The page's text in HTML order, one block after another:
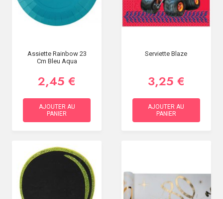
Assiette Rainbow 23
Cm Bleu Aqua
2,45 €
AJOUTER AU
PANIER
Serviette Blaze
3,25 €
AJOUTER AU
PANIER